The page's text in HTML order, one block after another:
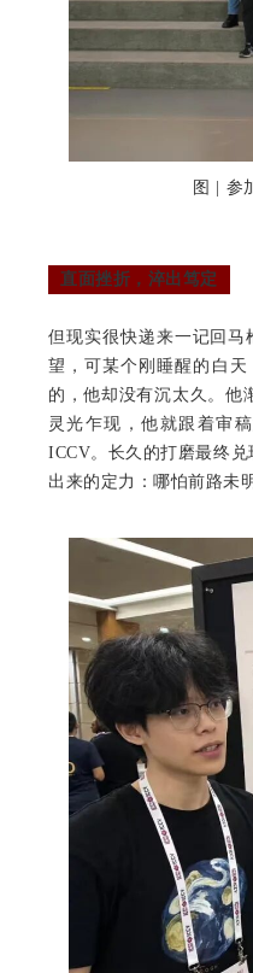
图 | 参
直面挫折，淬出笃定
但现实很快递来一记回马
望，可某个刚睡醒的白
的，他却没有沉太久。他
灵光乍现，他就跟着审
ICCV。长久的打磨最终
出来的定力：哪怕前路未